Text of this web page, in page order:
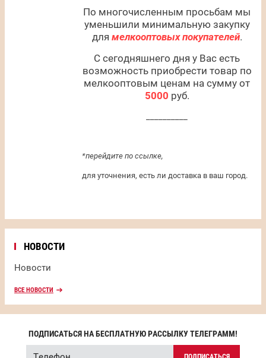
По многочисленным просьбам мы
уменьшили минимальную закупку
для мелкооптовых покупателей.
С сегодняшнего дня у Вас есть
возможность приобрести товар по
мелкооптовым ценам на сумму от
5000 руб.
*перейдите по ссылке,
для уточнения, есть ли доставка в ваш город.
НОВОСТИ
Новости
ВСЕ НОВОСТИ
ПОДПИСАТЬСЯ НА БЕСПЛАТНУЮ РАССЫЛКУ ТЕЛЕГРАММ!